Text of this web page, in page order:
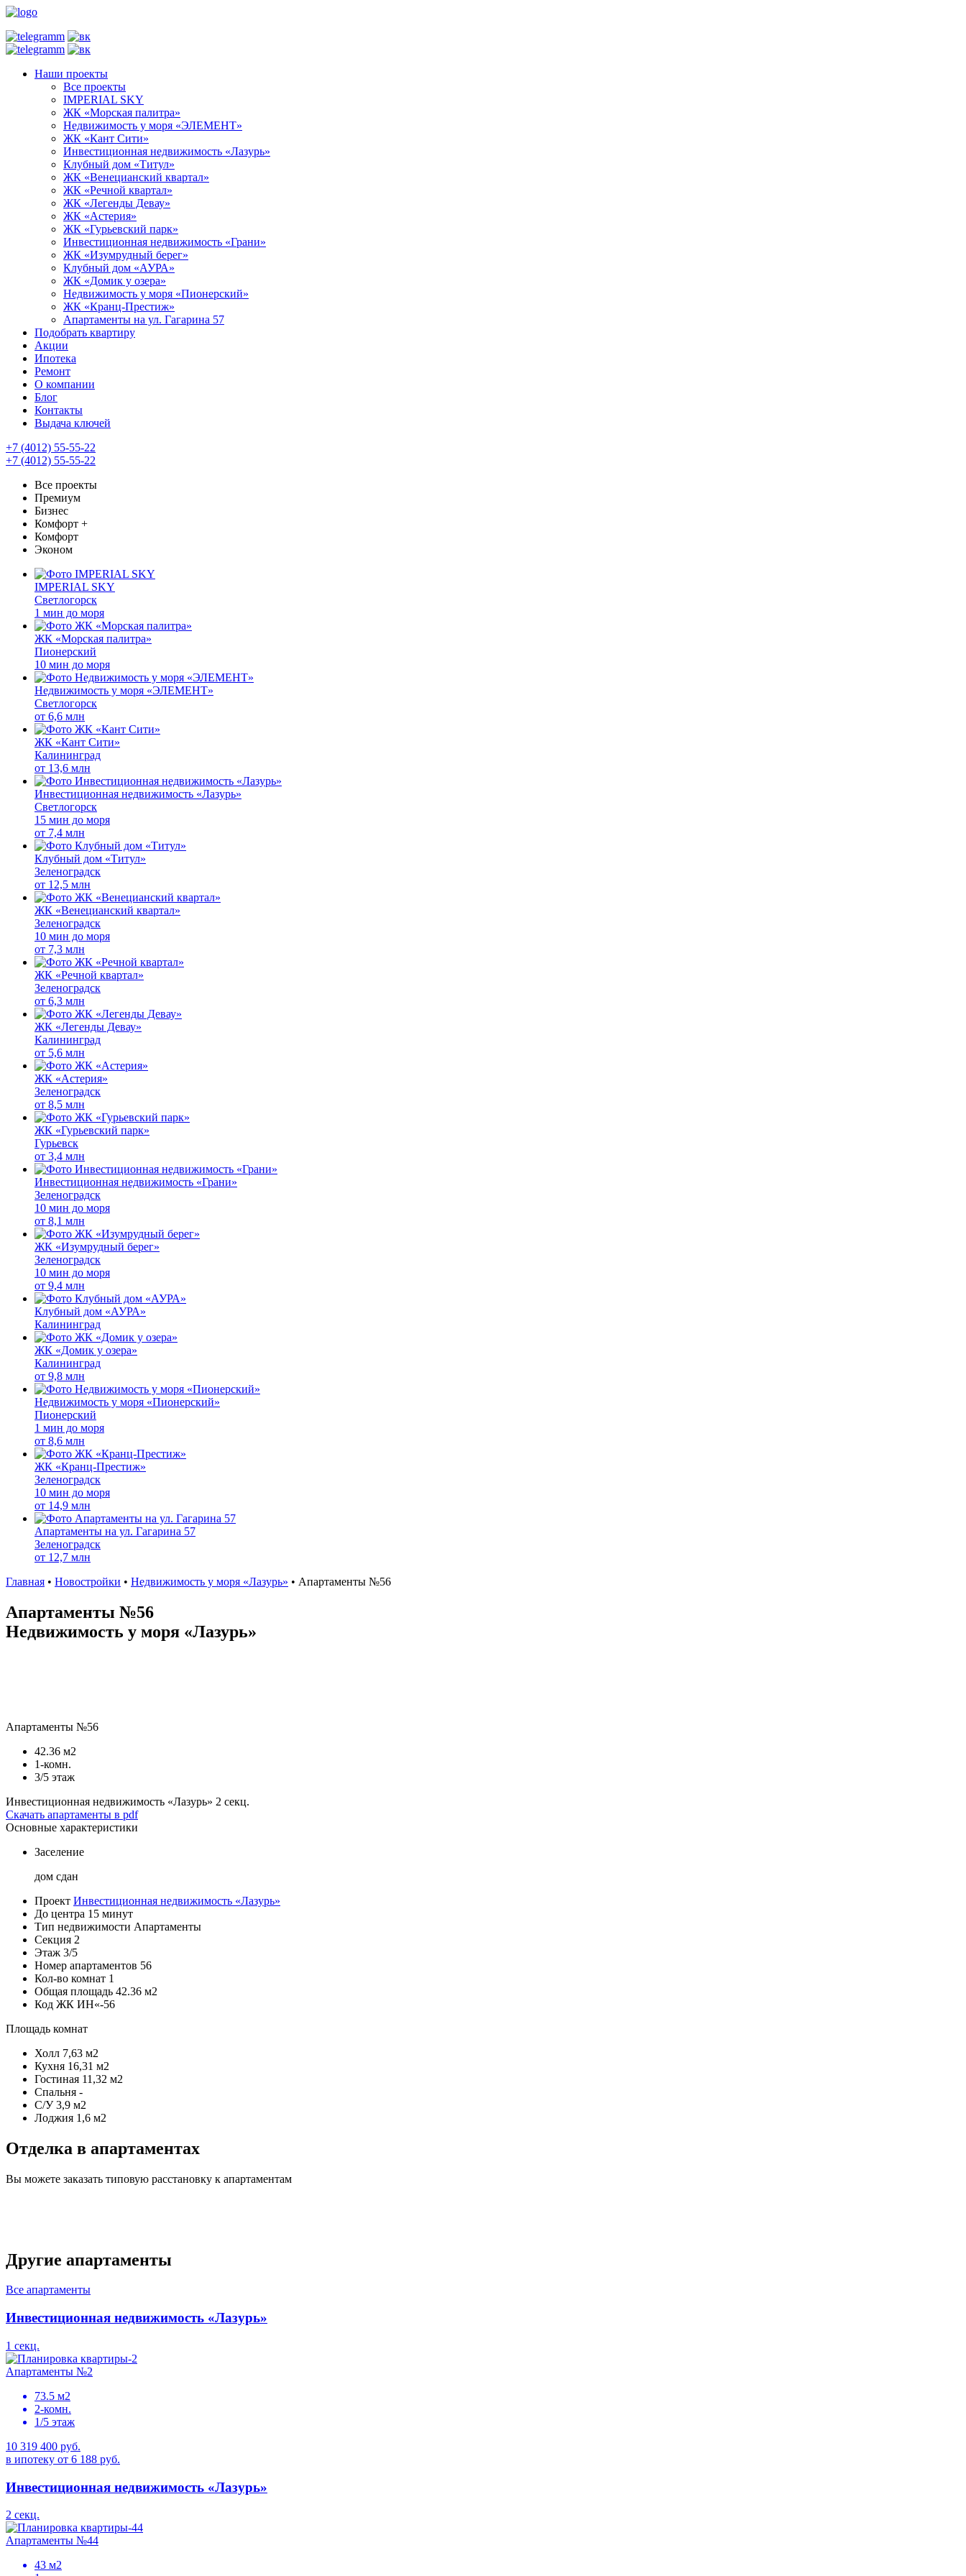
Наши проекты
Все проекты
IMPERIAL SKY
ЖК «Морская палитра»
Недвижимость у моря «ЭЛЕМЕНТ»
ЖК «Кант Сити»
Инвестиционная недвижимость «Лазурь»
Клубный дом «Титул»
ЖК «Венецианский квартал»
ЖК «Речной квартал»
ЖК «Легенды Девау»
ЖК «Астерия»
ЖК «Гурьевский парк»
Инвестиционная недвижимость «Грани»
ЖК «Изумрудный берег»
Клубный дом «АУРА»
ЖК «Домик у озера»
Недвижимость у моря «Пионерский»
ЖК «Кранц-Престиж»
Апартаменты на ул. Гагарина 57
Подобрать квартиру
Акции
Ипотека
Ремонт
О компании
Блог
Контакты
Выдача ключей
+7 (4012) 55-55-22
+7 (4012) 55-55-22
Все проекты
Премиум
Бизнес
Комфорт +
Комфорт
Эконом
IMPERIAL SKY
Светлогорск
1 мин до моря
ЖК «Морская палитра»
Пионерский
10 мин до моря
Недвижимость у моря «ЭЛЕМЕНТ»
Светлогорск
от 6,6 млн
ЖК «Кант Сити»
Калининград
от 13,6 млн
Инвестиционная недвижимость «Лазурь»
Светлогорск
15 мин до моря
от 7,4 млн
Клубный дом «Титул»
Зеленоградск
от 12,5 млн
ЖК «Венецианский квартал»
Зеленоградск
10 мин до моря
от 7,3 млн
ЖК «Речной квартал»
Зеленоградск
от 6,3 млн
ЖК «Легенды Девау»
Калининград
от 5,6 млн
ЖК «Астерия»
Зеленоградск
от 8,5 млн
ЖК «Гурьевский парк»
Гурьевск
от 3,4 млн
Инвестиционная недвижимость «Грани»
Зеленоградск
10 мин до моря
от 8,1 млн
ЖК «Изумрудный берег»
Зеленоградск
10 мин до моря
от 9,4 млн
Клубный дом «АУРА»
Калининград
ЖК «Домик у озера»
Калининград
от 9,8 млн
Недвижимость у моря «Пионерский»
Пионерский
1 мин до моря
от 8,6 млн
ЖК «Кранц-Престиж»
Зеленоградск
10 мин до моря
от 14,9 млн
Апартаменты на ул. Гагарина 57
Зеленоградск
от 12,7 млн
Главная • Новостройки • Недвижимость у моря «Лазурь» • Апартаменты №56
Апартаменты №56
Недвижимость у моря «Лазурь»
Апартаменты №56
42.36 м2
1-комн.
3/5 этаж
Инвестиционная недвижимость «Лазурь» 2 секц.
Скачать апартаменты в pdf
Основные характеристики
Заселение
дом сдан
Проект Инвестиционная недвижимость «Лазурь»
До центра 15 минут
Тип недвижимости Апартаменты
Секция 2
Этаж 3/5
Номер апартаментов 56
Кол-во комнат 1
Общая площадь 42.36 м2
Код ЖК ИН«-56
Площадь комнат
Холл 7,63 м2
Кухня 16,31 м2
Гостиная 11,32 м2
Спальня -
С/У 3,9 м2
Лоджия 1,6 м2
Отделка в апартаментах
Вы можете заказать типовую расстановку к апартаментам
Другие апартаменты
Все апартаменты
Инвестиционная недвижимость «Лазурь»
1 секц.
Апартаменты №2
73.5 м2
2-комн.
1/5 этаж
10 319 400 руб.
в ипотеку от 6 188 руб.
Инвестиционная недвижимость «Лазурь»
2 секц.
Апартаменты №44
43 м2